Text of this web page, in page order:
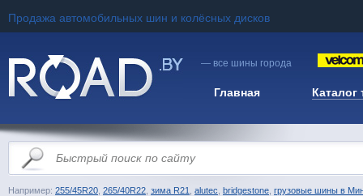
Продажа автомобильных шин и колёсных дисков
— все шины города
Главная Каталог
Например: 255/45R20 265/40R22 зима R21 alutec bridgestone грузовые шины в